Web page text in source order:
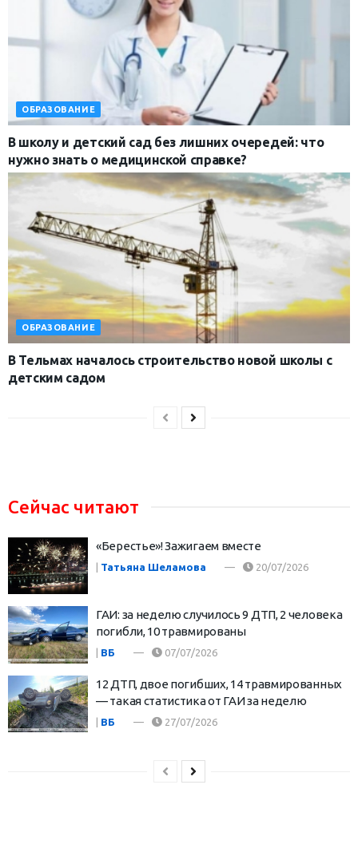
ОБРАЗОВАНИЕ
В школу и детский сад без лишних очередей: что
нужно знать о медицинской справке?
ОБРАЗОВАНИЕ
В Тельмах началось строительство новой школы с
детским садом
Сейчас читают
«Берестье»! Зажигаем вместе
| Татьяна Шеламова 20/07/2026
ГАИ: за неделю случилось 9 ДТП, 2 человека
погибли, 10 травмированы
ВБ 07/07/2026
12 ДТП, двое погибших, 14 травмированных
— такая статистика от ГАИ за неделю
| ВБ 27/07/2026